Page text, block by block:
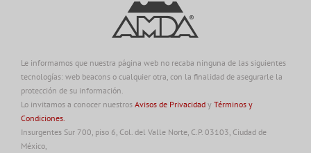
Le informamos que nuestra página web no recaba ninguna de las siguientes
tecnologías: web beacons o cualquier otra, con la finalidad de asegurarle la
protección de su información.
Lo invitamos a conocer nuestros Avisos de Privacidad y Términos y
Condiciones.
Insurgentes Sur 700, piso 6, Col. del Valle Norte, C.P. 03103, Ciudad de
México,